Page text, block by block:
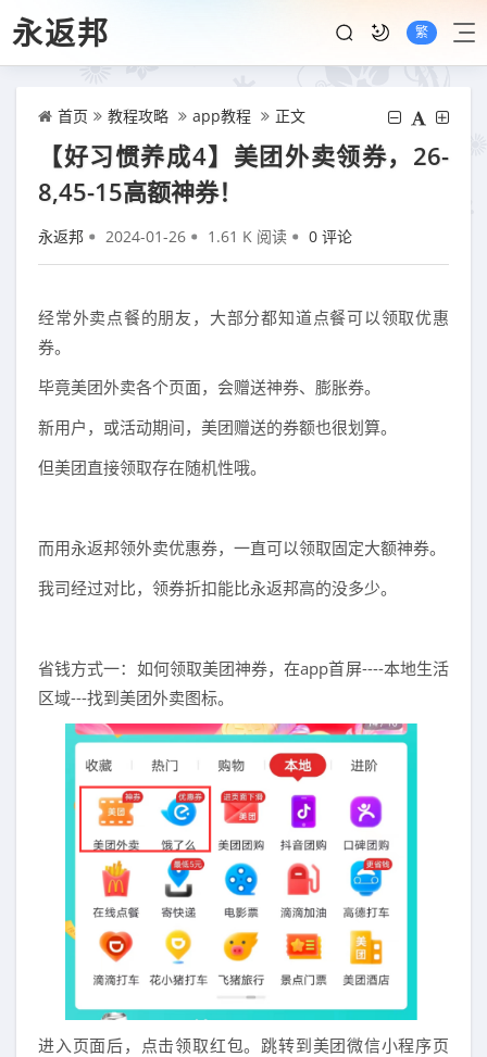
永返邦 繁
首页 教程攻略 app教程 正文
【好习惯养成4】美团外卖领券，26-
8,45-15高额神券！
永返邦 2024-01-26 1.61 K 阅读 0 评论
经常外卖点餐的朋友，大部分都知道点餐可以领取优惠
券。
毕竟美团外卖各个页面，会赠送神券、膨胀券。
新用户，或活动期间，美团赠送的券额也很划算。
但美团直接领取存在随机性哦。
而用永返邦领外卖优惠券，一直可以领取固定大额神券。
我司经过对比，领券折扣能比永返邦高的没多少。
省钱方式一：如何领取美团神券，在app首屏----本地生活
区域---找到美团外卖图标。
进入页面后，点击领取红包。跳转到美团微信小程序页